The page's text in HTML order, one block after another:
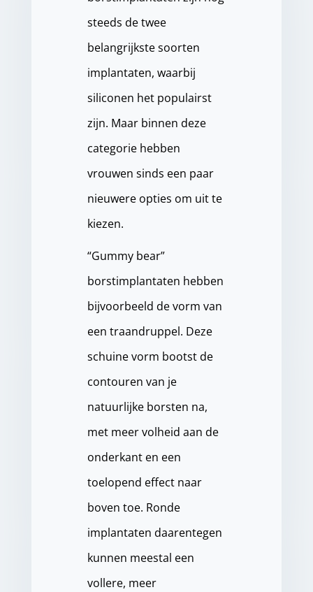
steeds de twee
belangrijkste soorten
implantaten, waarbij
siliconen het populairst
zijn. Maar binnen deze
categorie hebben
vrouwen sinds een paar
nieuwere opties om uit te
kiezen.
“Gummy bear”
borstimplantaten hebben
bijvoorbeeld de vorm van
een traandruppel. Deze
schuine vorm bootst de
contouren van je
natuurlijke borsten na,
met meer volheid aan de
onderkant en een
toelopend effect naar
boven toe. Ronde
implantaten daarentegen
kunnen meestal een
vollere, meer